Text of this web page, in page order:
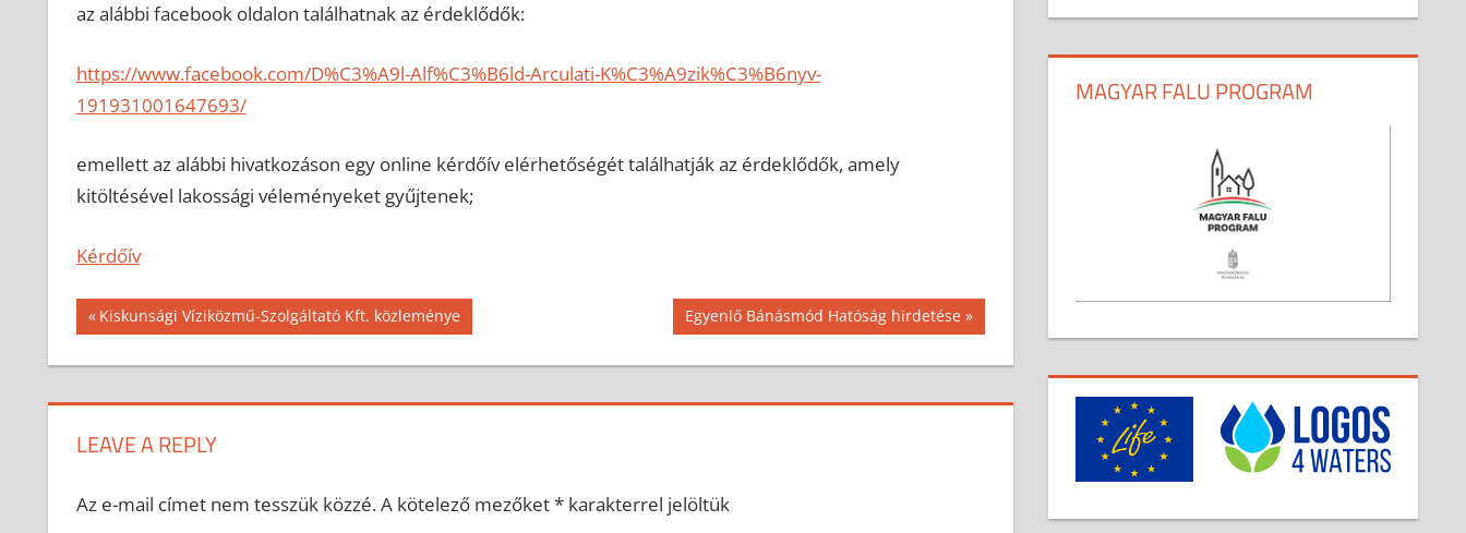
az alábbi facebook oldalon találhatnak az érdeklődők:
https://www.facebook.com/D%C3%A9l-Alf%C3%B6ld-Arculati-K%C3%A9zik%C3%B6nyv-
191931001647693/
emellett az alábbi hivatkozáson egy online kérdőív elérhetőségét találhatják az érdeklődők, amely
kitöltésével lakossági véleményeket gyűjtenek;
Kérdőív
Bejegyzés
navigáció
Previous
Post:
Kiskunsági Víziközmű-Szolgáltató Kft. közleménye
Next
Post:
Egyenlő Bánásmód Hatóság hirdetése
LEAVE A REPLY
Az e-mail címet nem tesszük közzé.A kötelező mezőket*karakterrel jelöltük
MAGYAR FALU PROGRAM